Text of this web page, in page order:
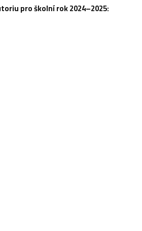
pro školní rok 2024–2025: